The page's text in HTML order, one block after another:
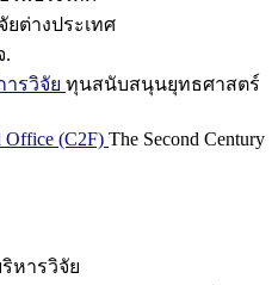
ยต่างประเทศ
.
รวิจัย ทุนสนับสนุนยุทธศาสตร์
Office (C2F) The Second Century
หารวิจัย